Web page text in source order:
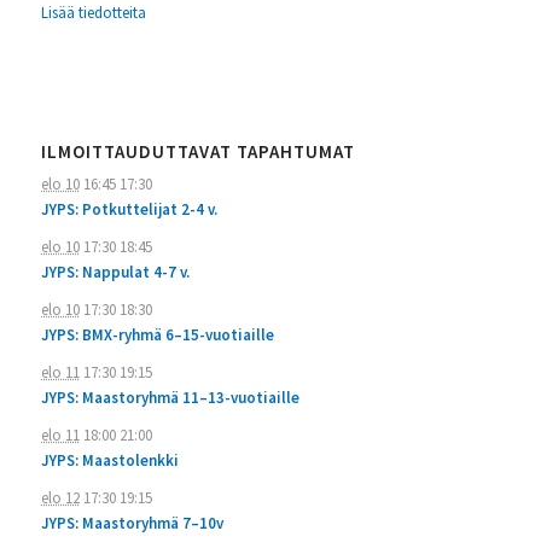
Lisää tiedotteita
ILMOITTAUDUTTAVAT TAPAHTUMAT
elo 1016:45 17:30
JYPS: Potkuttelijat 2-4 v.
elo 1017:30 18:45
JYPS: Nappulat 4-7 v.
elo 1017:30 18:30
JYPS: BMX-ryhmä 6–15-vuotiaille
elo 1117:30 19:15
JYPS: Maastoryhmä 11–13-vuotiaille
elo 1118:00 21:00
JYPS: Maastolenkki
elo 1217:30 19:15
JYPS: Maastoryhmä 7–10v